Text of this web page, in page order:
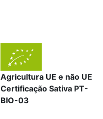
Agricultura UE e não UE
Certificação Sativa PT-
BIO-03